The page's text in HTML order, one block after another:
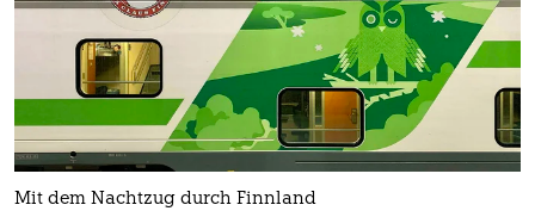
Mit dem Nachtzug durch Finnland